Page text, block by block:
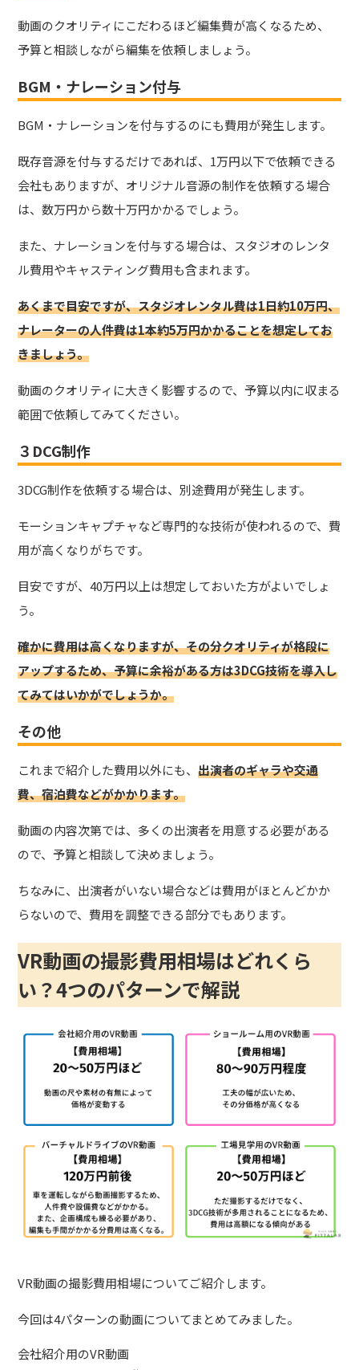
動画のクオリティにこだわるほど編集費が高くなるため、
予算と相談しながら編集を依頼しましょう。
BGM・ナレーション付与
BGM・ナレーションを付与するのにも費用が発生します。
既存音源を付与するだけであれば、1万円以下で依頼できる
会社もありますが、オリジナル音源の制作を依頼する場合
は、数万円から数十万円かかるでしょう。
また、ナレーションを付与する場合は、スタジオのレンタ
ル費用やキャスティング費用も含まれます。
あくまで目安ですが、スタジオレンタル費は1日約10万円、
ナレーターの人件費は1本約5万円かかることを想定してお
きましょう。
動画のクオリティに大きく影響するので、予算以内に収まる
範囲で依頼してみてください。
３DCG制作
3DCG制作を依頼する場合は、別途費用が発生します。
モーションキャプチャなど専門的な技術が使われるので、費
用が高くなりがちです。
目安ですが、40万円以上は想定しておいた方がよいでしょ
う。
確かに費用は高くなりますが、その分クオリティが格段に
アップするため、予算に余裕がある方は3DCG技術を導入し
てみてはいかがでしょうか。
その他
これまで紹介した費用以外にも、出演者のギャラや交通
費、宿泊費などがかかります。
動画の内容次第では、多くの出演者を用意する必要がある
ので、予算と相談して決めましょう。
ちなみに、出演者がいない場合などは費用がほとんどかか
らないので、費用を調整できる部分でもあります。
VR動画の撮影費用相場はどれくら
い？4つのパターンで解説
VR動画の撮影費用相場についてご紹介します。
今回は4パターンの動画についてまとめてみました。
会社紹介用のVR動画